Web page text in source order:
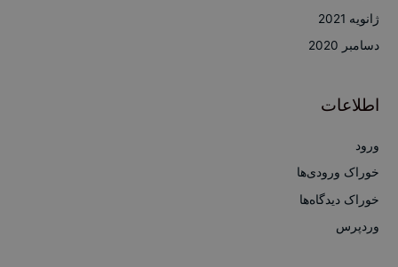
ژانویه 2021
دسامبر 2020
اطلاعات
ورود
خوراک ورودی‌ها
خوراک دیدگاه‌ها
وردپرس